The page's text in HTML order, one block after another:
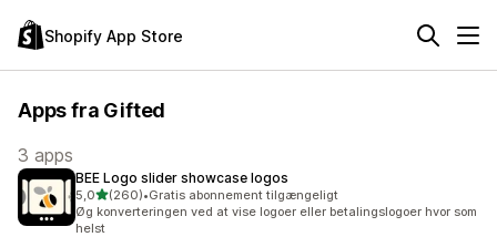
Shopify App Store
Apps fra Gifted
3 apps
BEE Logo slider showcase logos
5,0ud af 5 stjerner
(260)
260 anmeldelser i alt
•Gratis abonnement tilgængeligt
Øg konverteringen ved at vise logoer eller betalingslogoer hvor som
helst